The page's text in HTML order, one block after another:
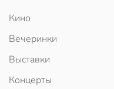
Кино
Вечеринки
Выставки
Концерты